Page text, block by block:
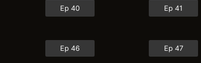
Ep 40 Ep 41
Ep 46 Ep 47